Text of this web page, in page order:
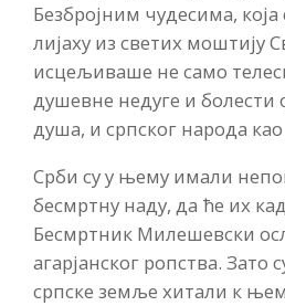
Безбројним чудесима,
лијаху из светих моштију
исцељиваше не само
душевне недуге и болести
душа, и српског народа
Срби су у њему имали
бесмртну наду, да ће их
Бесмртник Милешевски
агарјанског ропства. Зато
српске земље хитали к